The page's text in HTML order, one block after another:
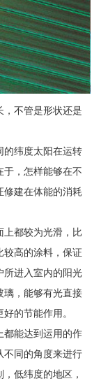
，不管是形状还是
的纬度太阳在运转
于，怎样能够在不
修建在体能的消耗
上都较为光滑，比
较高的涂料，保证
所进入室内的阳光
璃，能够有光直接
的节能作用。
都能达到运用的作
不同的角度来进行
低纬度的地区，